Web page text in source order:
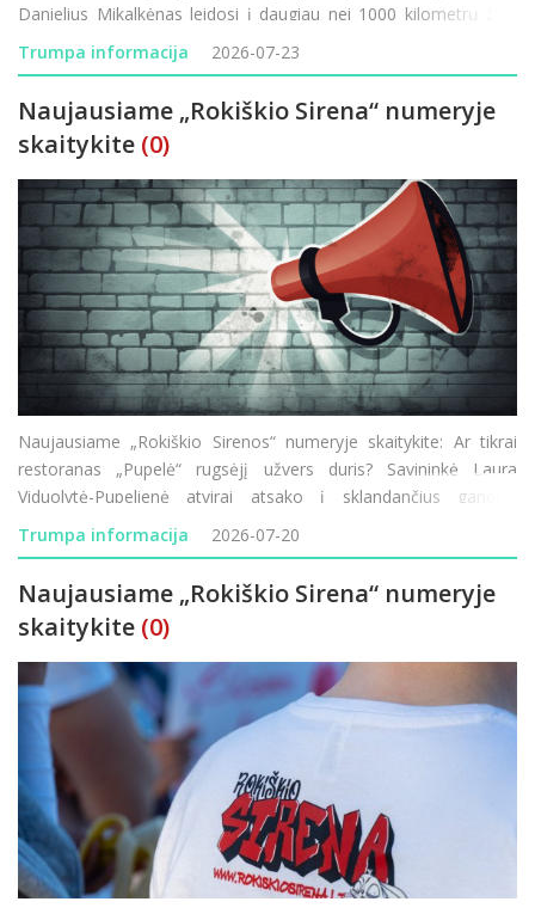
Danielius Mikalkėnas leidosi į daugiau nei 1000 kilometrų žygį
pėsčiomis aplink Lietuvą. Prasideda Rokiškio ligoninės
modernizacija &ndas
Trumpa informacija 2026-07-23
Naujausiame „Rokiškio Sirena“ numeryje
skaitykite (0)
Naujausiame „Rokiškio Sirenos“ numeryje skaitykite: Ar tikrai
restoranas „Pupelė“ rugsėjį užvers duris? Savininkė Laura
Viduolytė-Pupelienė atvirai atsako į sklandančius gandus.
Lietuvos–Latvijos pasienyje vėl vykdomi visą parą trunkantys
transporto patikrini
Trumpa informacija 2026-07-20
Naujausiame „Rokiškio Sirena“ numeryje
skaitykite (0)